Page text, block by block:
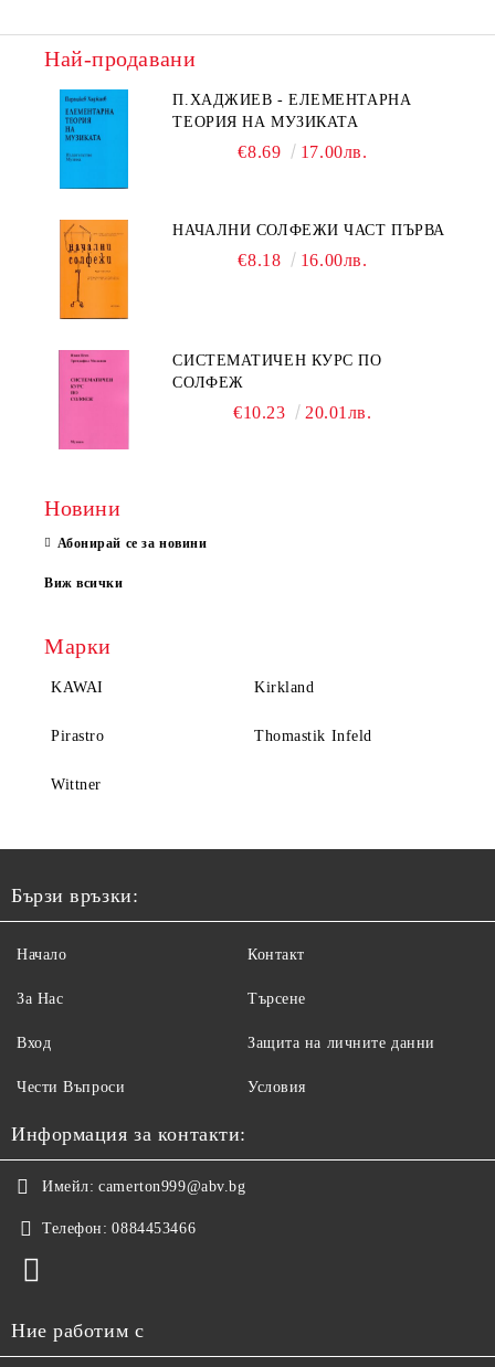
Най-продавани
П.ХАДЖИЕВ - ЕЛЕМЕНТАРНА
ТЕОРИЯ НА МУЗИКАТА
€8.69 17.00лв.
НАЧАЛНИ СОЛФЕЖИ ЧАСТ ПЪРВА
€8.18 16.00лв.
СИСТЕМАТИЧЕН КУРС ПО
СОЛФЕЖ
€10.23 20.01лв.
Новини
Абонирай се за новини
Виж всички
Марки
KAWAI Kirkland
Pirastro Thomastik Infeld
Wittner
Бързи връзки:
Начало
За Нас
Вход
Чести Въпроси
Контакт
Търсене
Защита на личните данни
Условия
Информация за контакти:
Имейл: camerton999@abv.bg
Телефон: 0884453466
Ние работим с